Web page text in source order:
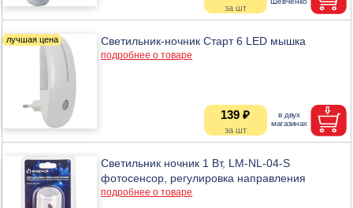
Светильник-ночник Старт 6 LED мышка
подробнее о товаре
139 ₽
Светильник ночник 1 Вт, LM-NL-04-S
фотосенсор, регулировка направления
подробнее о товаре